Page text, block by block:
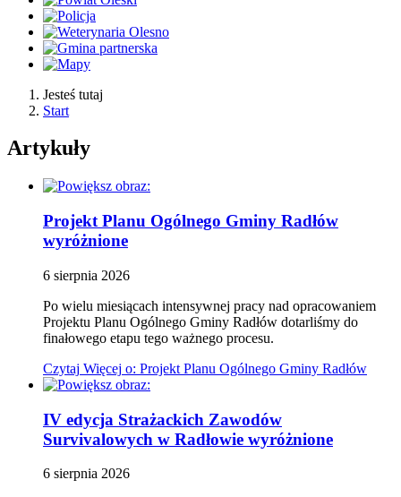
Jesteś tutaj
Start
Artykuły
Projekt Planu Ogólnego Gminy Radłów
wyróżnione
6 sierpnia 2026
Po wielu miesiącach intensywnej pracy nad opracowaniem
Projektu Planu Ogólnego Gminy Radłów dotarliśmy do
finałowego etapu tego ważnego procesu.
Czytaj Więcej o: Projekt Planu Ogólnego Gminy Radłów
IV edycja Strażackich Zawodów
Survivalowych w Radłowie wyróżnione
6 sierpnia 2026